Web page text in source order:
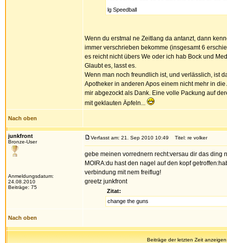
lg Speedball
Wenn du erstmal ne Zeitlang da antanzt, dann
immer verschrieben bekomme (insgesamt 6
es reicht nicht übers We oder ich hab Bock und
Glaubt es, lasst es.
Wenn man noch freundlich ist, und verlässlich, ist
Apotheker in anderen Apos einem nicht mehr in
mir abgezockt als Dank. Eine volle Packung auf
mit geklauten Äpfeln...
Nach oben
junkfront
Bronze-User
Anmeldungsdatum:
24.08.2010
Beiträge: 75
Verfasst am: 21. Sep 2010 10:49 Titel: re volker
gebe meinen vorrednern recht:versau dir das ding
MOIRA:du hast den nagel auf den kopf
verbindung mit nem freiflug!
greetz junkfront
Zitat:
change the guns
Nach oben
Beiträge der letzten Zeit